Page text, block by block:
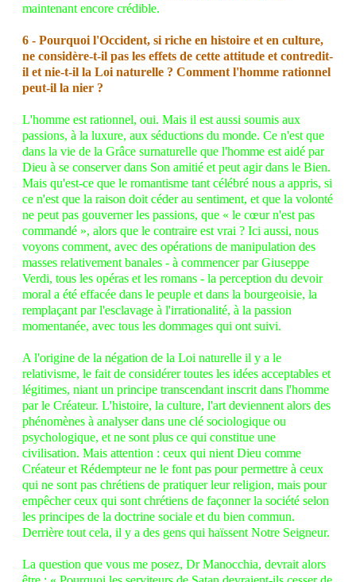
maintenant encore crédible.
6 - Pourquoi l'Occident, si riche en histoire et en culture,
ne considère-t-il pas les effets de cette attitude et contredit-
il et nie-t-il la Loi naturelle ? Comment l'homme rationnel
peut-il la nier ?
L'homme est rationnel, oui. Mais il est aussi soumis aux
passions, à la luxure, aux séductions du monde. Ce n'est que
dans la vie de la Grâce surnaturelle que l'homme est aidé par
Dieu à se conserver dans Son amitié et peut agir dans le Bien.
Mais qu'est-ce que le romantisme tant célébré nous a appris, si
ce n'est que la raison doit céder au sentiment, et que la volonté
ne peut pas gouverner les passions, que « le cœur n'est pas
commandé », alors que le contraire est vrai ? Ici aussi, nous
voyons comment, avec des opérations de manipulation des
masses relativement banales - à commencer par Giuseppe
Verdi, tous les opéras et les romans - la perception du devoir
moral a été effacée dans le peuple et dans la bourgeoisie, la
remplaçant par l'esclavage à l'irrationalité, à la passion
momentanée, avec tous les dommages qui ont suivi.
A l'origine de la négation de la Loi naturelle il y a le
relativisme, le fait de considérer toutes les idées acceptables et
légitimes, niant un principe transcendant inscrit dans l'homme
par le Créateur. L'histoire, la culture, l'art deviennent alors des
phénomènes à analyser dans une clé sociologique ou
psychologique, et ne sont plus ce qui constitue une
civilisation. Mais attention : ceux qui nient Dieu comme
Créateur et Rédempteur ne le font pas pour permettre à ceux
qui ne sont pas chrétiens de pratiquer leur religion, mais pour
empêcher ceux qui sont chrétiens de façonner la société selon
les principes de la doctrine sociale et du bien commun.
Derrière tout cela, il y a des gens qui haïssent Notre Seigneur.
La question que vous me posez, Dr Manocchia, devrait alors